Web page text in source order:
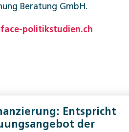
Beratung GmbH.
politikstudien.ch
Entspricht
der